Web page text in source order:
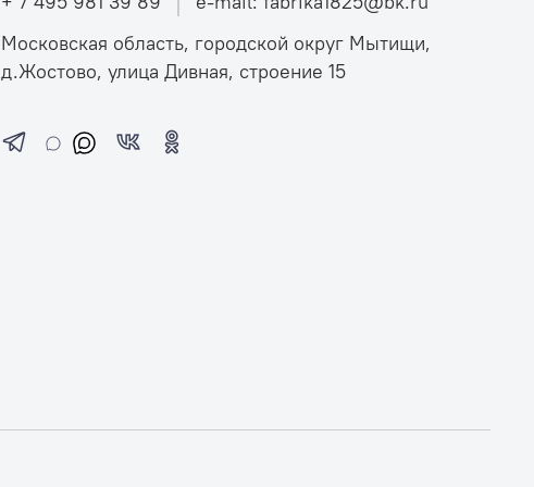
Московская область, городской округ Мытищи,
д.Жостово, улица Дивная, строение 15